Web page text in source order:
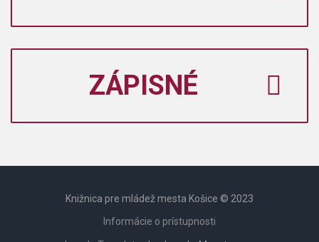
ZÁPISNÉ
Knižnica pre mládež mesta Košice © 2023
Informácie o prístupnosti